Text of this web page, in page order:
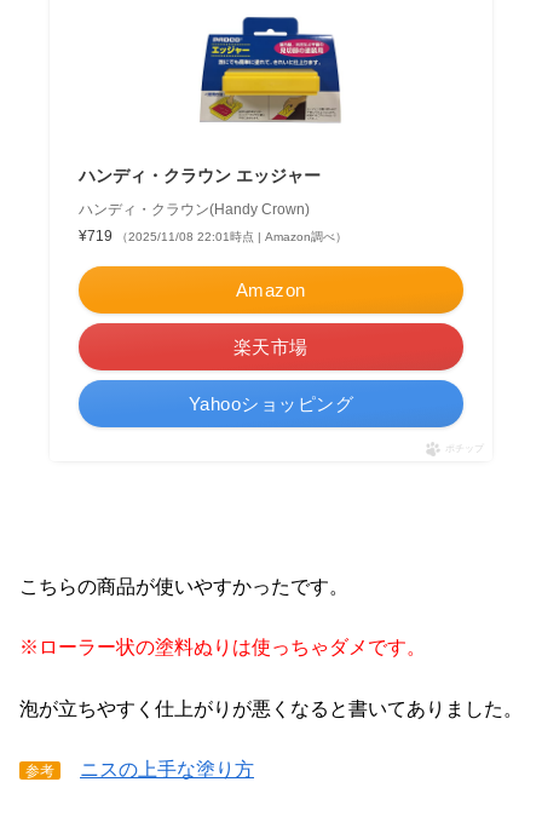
ハンディ・クラウン エッジャー
ハンディ・クラウン(Handy Crown)
¥719
（2025/11/08 22:01時点 | Amazon調べ）
Amazon
楽天市場
Yahooショッピング
ポチップ
こちらの商品が使いやすかったです。
※ローラー状の塗料ぬりは使っちゃダメです。
泡が立ちやすく仕上がりが悪くなると書いてありました。
参考 ニスの上手な塗り方